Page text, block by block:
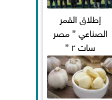
إطلاق القمر
الصناعي ” مصر
سات ٢ ”